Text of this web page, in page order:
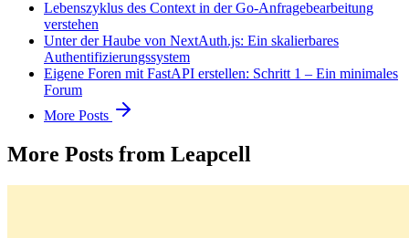
Lebenszyklus des Context in der Go-Anfragebearbeitung
verstehen
Unter der Haube von NextAuth.js: Ein skalierbares
Authentifizierungssystem
Eigene Foren mit FastAPI erstellen: Schritt 1 – Ein minimales
Forum
More Posts
More Posts from Leapcell